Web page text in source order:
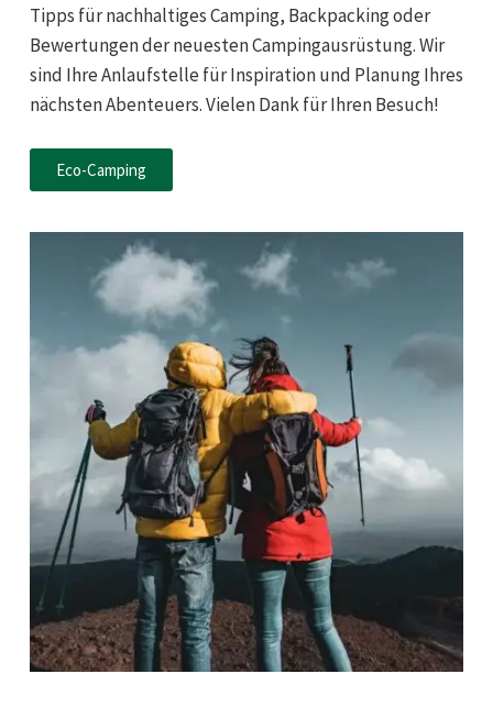
Tipps für nachhaltiges Camping, Backpacking oder
Bewertungen der neuesten Campingausrüstung.Wir
sind Ihre Anlaufstelle für Inspiration und Planung Ihres
nächsten Abenteuers. Vielen Dank für Ihren Besuch!
Eco-Camping